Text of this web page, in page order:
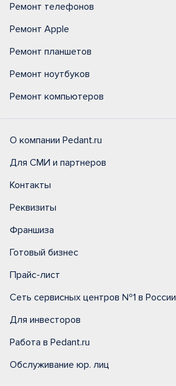
Ремонт телефонов
Ремонт Apple
Ремонт планшетов
Ремонт ноутбуков
Ремонт компьютеров
О компании Pedant.ru
Для СМИ и партнеров
Контакты
Реквизиты
Франшиза
Готовый бизнес
Прайс-лист
Сеть сервисных центров №1 в России
Для инвесторов
Работа в Pedant.ru
Обслуживание юр. лиц